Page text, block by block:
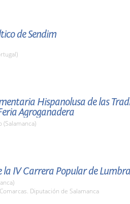
de Sendim
Hispanolusa de las
Agroganadera
(Salamanca)
la IV Carrera Popular de
Diputación de Salamanca